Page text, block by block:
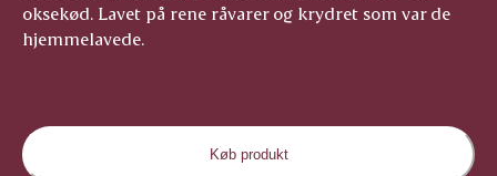
oksekød. Lavet på rene råvarer og krydret som var de
hjemmelavede.
Køb produkt